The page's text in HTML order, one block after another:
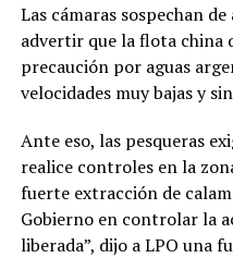
Las cámaras sospechan
advertir que la flota china
precaución por aguas
velocidades muy bajas y
Ante eso, las pesqueras
realice controles en la
fuerte extracción de
Gobierno en controlar la
liberada”, dijo a LPO una